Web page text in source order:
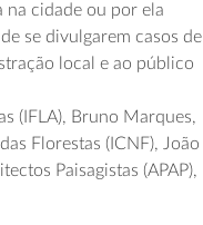
na cidade ou por ela
se divulgarem casos de
local e ao público
(IFLA), Bruno Marques,
Florestas (ICNF), João
Paisagistas (APAP),